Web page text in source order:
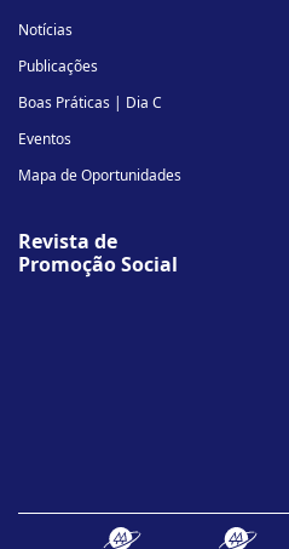
Notícias
Publicações
Boas Práticas | Dia C
Eventos
Mapa de Oportunidades
Revista de
Promoção Social